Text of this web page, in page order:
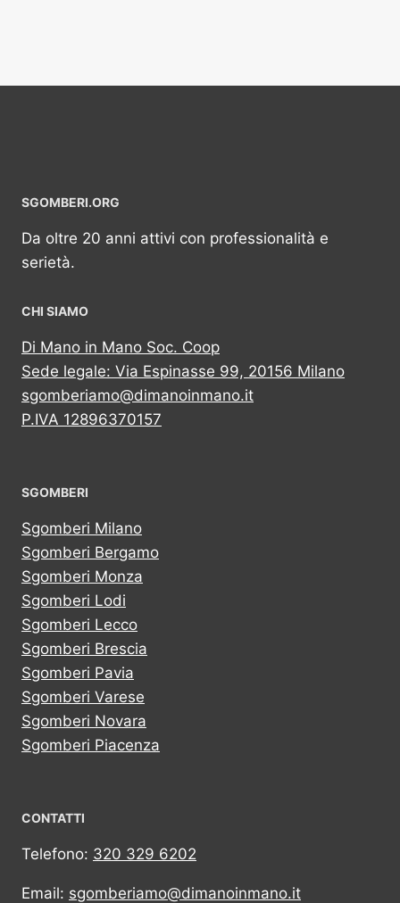
SGOMBERI.ORG
Da oltre 20 anni attivi con professionalità e
serietà.
CHI SIAMO
Di Mano in Mano Soc. Coop
Sede legale: Via Espinasse 99, 20156 Milano
sgomberiamo@dimanoinmano.it
P.IVA 12896370157
SGOMBERI
Sgomberi Milano
Sgomberi Bergamo
Sgomberi Monza
Sgomberi Lodi
Sgomberi Lecco
Sgomberi Brescia
Sgomberi Pavia
Sgomberi Varese
Sgomberi Novara
Sgomberi Piacenza
CONTATTI
Telefono: 320 329 6202
Email: sgomberiamo@dimanoinmano.it